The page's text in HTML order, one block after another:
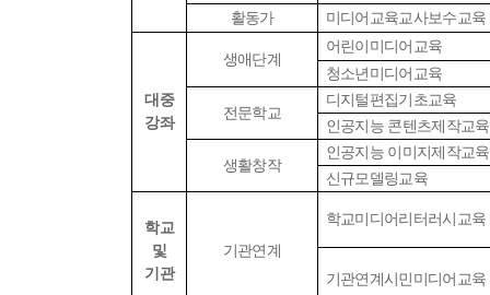
활동가
미디어교육교사보수교육
대중
강좌
생애단계
어린이미디어교육
청소년미디어교육
전문학교
디지털편집기초교육
인공지능 콘텐츠제작교육
생활창작
인공지능 이미지제작교육
신규모델링교육
학교
및
기관
기관연계
학교미디어리터러시교육
기관연계시민미디어교육